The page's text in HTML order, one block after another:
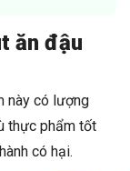
ăn đậu
này có lượng
thực phẩm tốt
có hại.